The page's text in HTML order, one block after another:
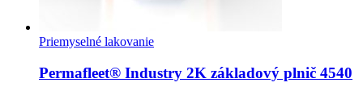
Priemyselné lakovanie
Permafleet® Industry 2K základový plnič 4540